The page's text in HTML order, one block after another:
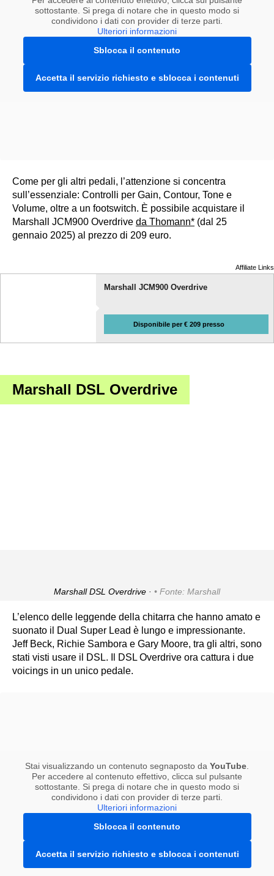
sottostante. Si prega di notare che in questo modo si
condividono i dati con provider di terze parti.
Ulteriori informazioni
Sblocca il contenuto
Accetta il servizio richiesto e sblocca i contenuti
Come per gli altri pedali, l’attenzione si concentra
sull’essenziale: Controlli per Gain, Contour, Tone e
Volume, oltre a un footswitch. È possibile acquistare il
Marshall JCM900 Overdrive da Thomann* (dal 25
gennaio 2025) al prezzo di 209 euro.
Affiliate Links
Marshall JCM900 Overdrive
Disponibile per € 209 presso
Marshall DSL Overdrive
Marshall DSL Overdrive · Fonte: Marshall
L’elenco delle leggende della chitarra che hanno amato e
suonato il Dual Super Lead è lungo e impressionante.
Jeff Beck, Richie Sambora e Gary Moore, tra gli altri, sono
stati visti usare il DSL. Il DSL Overdrive ora cattura i due
voicings in un unico pedale.
Stai visualizzando un contenuto segnaposto da YouTube
Per accedere al contenuto effettivo, clicca sul pulsante
sottostante. Si prega di notare che in questo modo si
condividono i dati con provider di terze parti.
Ulteriori informazioni
Sblocca il contenuto
Accetta il servizio richiesto e sblocca i contenuti